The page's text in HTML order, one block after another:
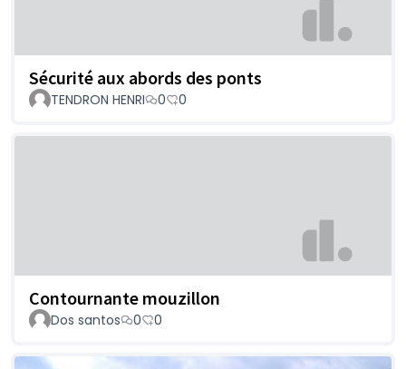
Sécurité aux abords des ponts
TENDRON HENRI 0 0
Contournante mouzillon
Dos santos 0 0